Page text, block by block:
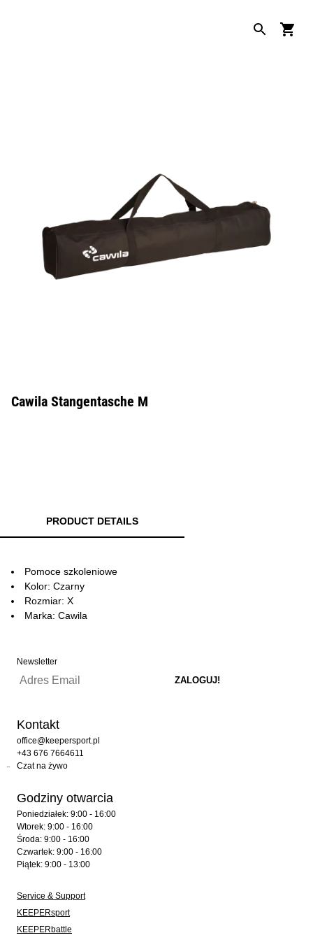
Cawila Stangentasche M
PRODUCT DETAILS
Pomoce szkoleniowe
Kolor: Czarny
Rozmiar: X
Marka: Cawila
Newsletter
Kontakt
office@keepersport.pl
+43 676 7664611
Czat na żywo
Godziny otwarcia
Poniedziałek: 9:00 - 16:00
Wtorek: 9:00 - 16:00
Środa: 9:00 - 16:00
Czwartek: 9:00 - 16:00
Piątek: 9:00 - 13:00
Service & Support
KEEPERsport
KEEPERbattle